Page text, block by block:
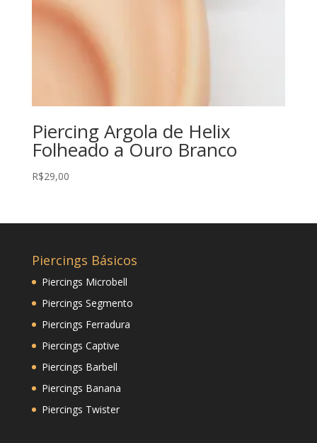
Piercing Argola de Helix
Folheado a Ouro Branco
R$29,00
Piercings Básicos
Piercings Microbell
Piercings Segmento
Piercings Ferradura
Piercings Captive
Piercings Barbell
Piercings Banana
Piercings Twister